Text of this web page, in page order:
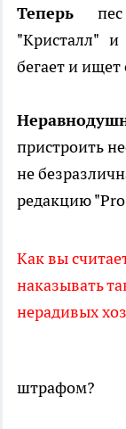
Теперь
"Кристалл" и
бегает и
пристроить
не
редакцию
Как вы
наказывать
нерадивых
штрафом?